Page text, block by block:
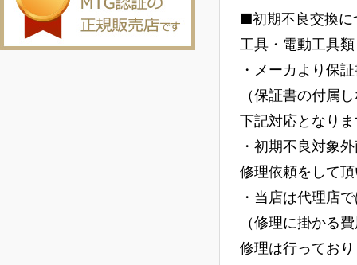
■初期不良交換に
工具・電動工具
・メーカより保
（保証書の付属
下記対応となり
・初期不良対象
修理依頼をして
・当店は代理店
（修理に掛かる
修理は行ってお